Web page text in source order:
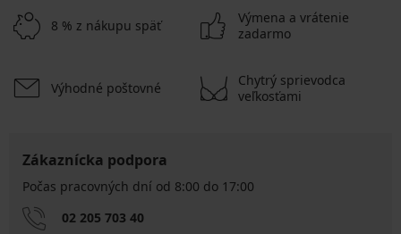
8 % z nákupu späť
Výmena a vrátenie
zadarmo
Výhodné poštovné
Chytrý sprievodca
veľkosťami
Zákaznícka podpora
Počas pracovných dní od 8:00 do 17:00
02 205 703 40